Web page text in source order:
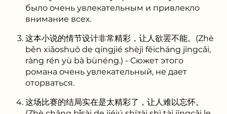
было очень увлекательным и привлекло
внимание всех.
这本小说的情节设计非常精彩，让人欲罢不能。(Zhè
běn xiǎoshuō de qíngjié shèjì fēicháng jīngcǎi,
ràng rén yù bà bùnéng.) - Сюжет этого
романа очень увлекательный, не дает
оторваться.
这场比赛的结局实在是太精彩了，让人难以忘怀。